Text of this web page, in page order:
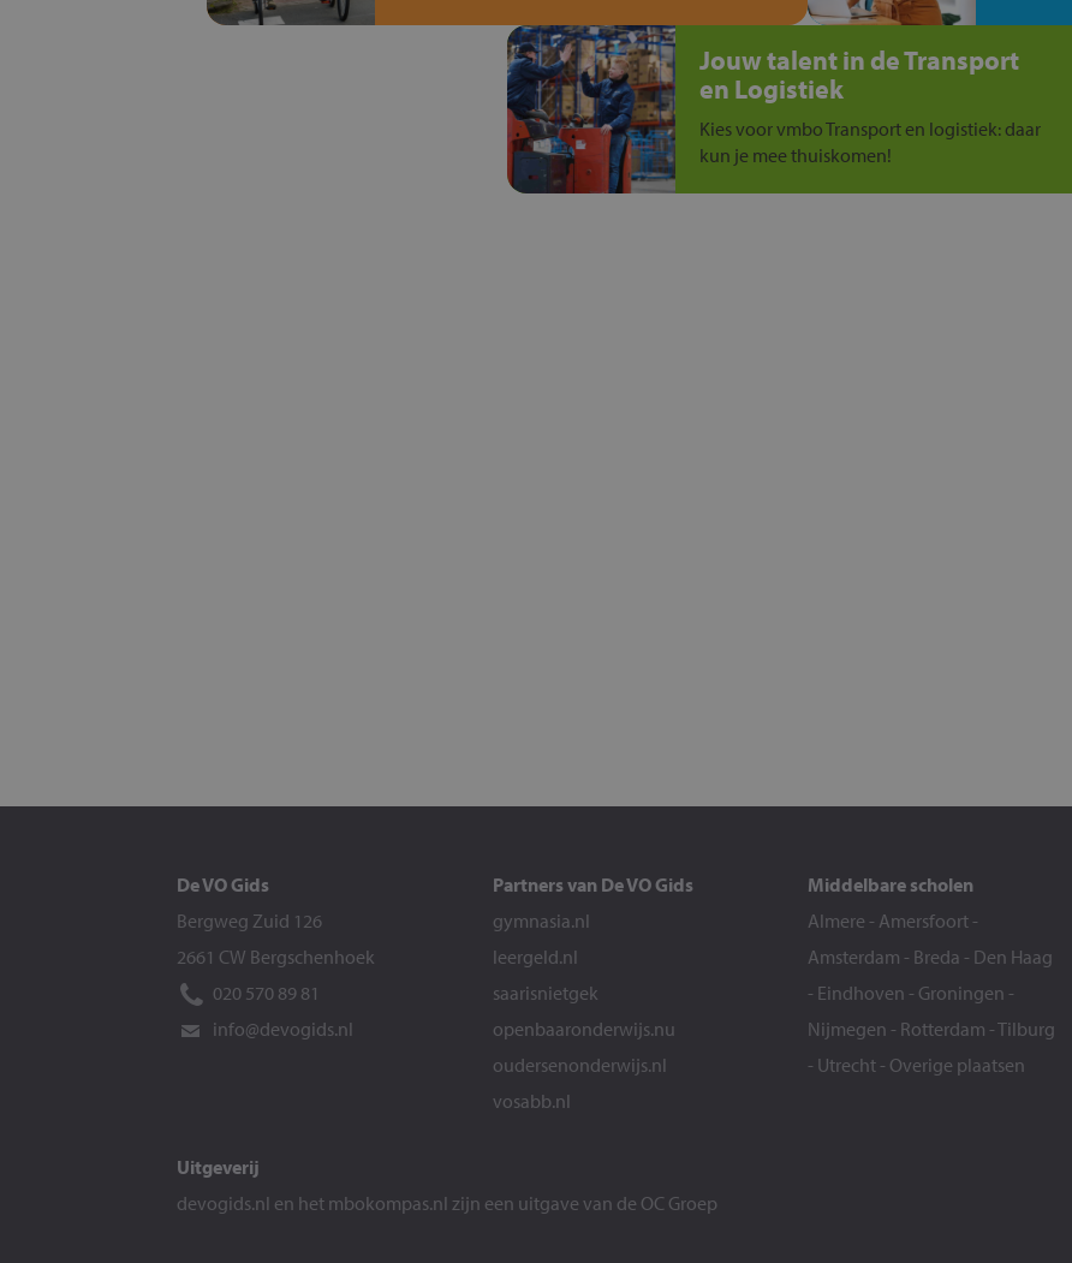
Jouw talent in de Transport
en Logistiek
Kies voor vmbo Transport en logistiek: daar
kun je mee thuiskomen!
De VO Gids
Bergweg Zuid 126
2661 CW Bergschenhoek
020 570 89 81
info@devogids.nl
Partners van De VO Gids
gymnasia.nl
leergeld.nl
saarisnietgek
openbaaronderwijs.nu
oudersenonderwijs.nl
vosabb.nl
Middelbare scholen
Almere - Amersfoort -
Amsterdam - Breda - Den Haag
- Eindhoven - Groningen -
Nijmegen - Rotterdam -Tilburg
- Utrecht - Overige plaatsen
Uitgeverij
devogids.nl en het mbokompas.nl zijn een uitgave van de OC Groep